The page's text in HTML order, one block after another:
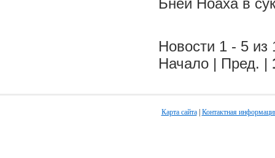
Бней Ноаха в
Новости 1 - 5 из
Начало | Пред. |
Карта сайта| Контактная